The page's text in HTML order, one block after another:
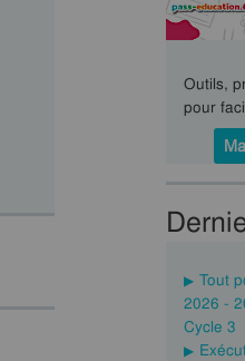
Outils,
pour
Tout
2026 -
Cycle 3